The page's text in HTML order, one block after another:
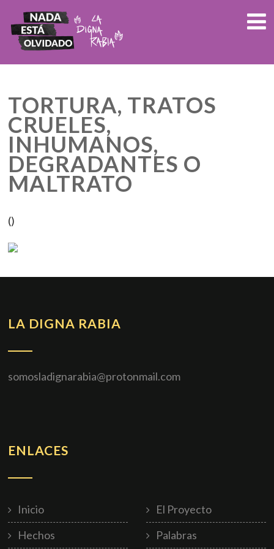
TORTURA, TRATOS
CRUELES,
INHUMANOS,
DEGRADANTES O
MALTRATO
()
LA DIGNA RABIA
somosladignarabia@protonmail.com
ENLACES
Inicio
El Proyecto
Hechos
Palabras